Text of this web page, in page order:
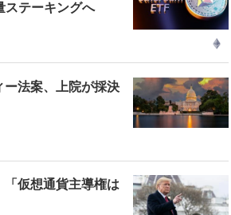
ステーキングへ
法案、上院が採決
「仮想通貨主導権は